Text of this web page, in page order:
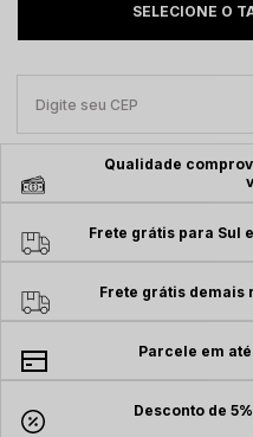
Qualidade
Frete grátis para Sul
Frete grátis demais
Parcele em
Desconto de